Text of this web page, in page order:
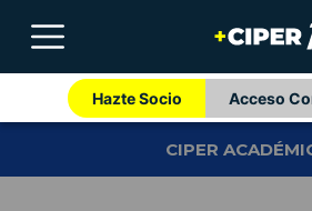
Hazte Socio Acceso
CIPER